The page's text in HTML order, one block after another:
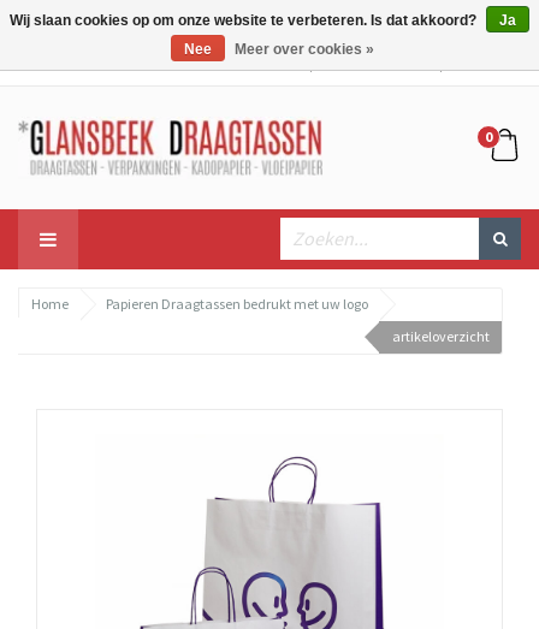
0
Home
Papieren Draagtassen bedrukt met uw logo
artikeloverzicht
Wij slaan cookies op om onze website te verbeteren. Is dat akkoord?
Ja
Nee
Meer over cookies »